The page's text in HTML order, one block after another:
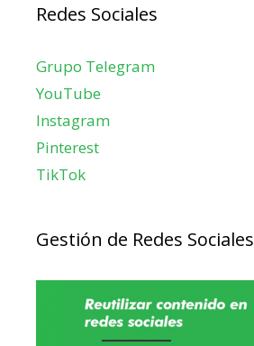
Redes Sociales
Grupo Telegram
YouTube
Instagram
Pinterest
TikTok
Gestión de Redes Sociales